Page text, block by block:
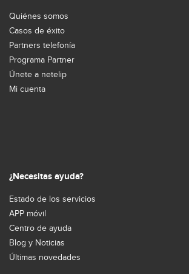
Quiénes somos
Casos de éxito
Partners telefonía
Programa Partner
Únete a netelip
Mi cuenta
¿Necesitas ayuda?
Estado de los servicios
APP móvil
Centro de ayuda
Blog y Noticias
Últimas novedades